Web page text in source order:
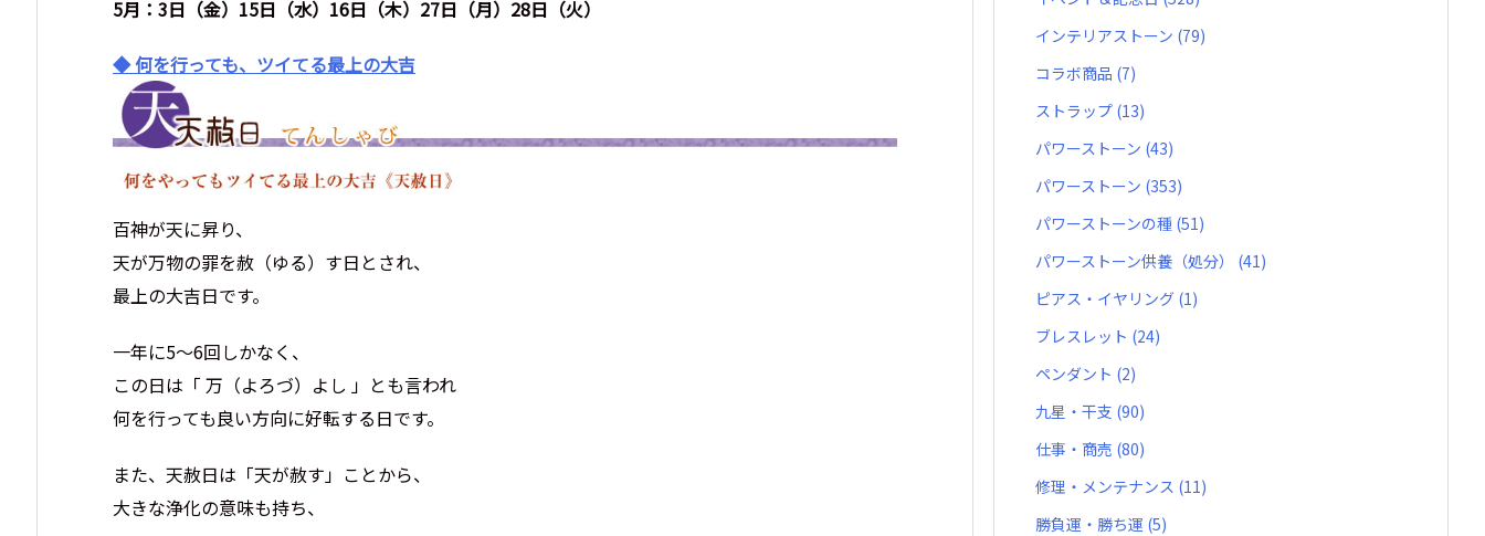
5月：3日（金）15日（水）16日（木）27日（月）28日（火）
◆ 何を行っても、ツイてる最上の大吉
百神が天に昇り、
天が万物の罪を赦（ゆる）す日とされ、
最上の大吉日です。
一年に5～6回しかなく、
この日は「 万（よろづ）よし 」とも言われ
何を行っても良い方向に好転する日です。
また、天赦日は「天が赦す」ことから、
大きな浄化の意味も持ち、
インテリアストーン (79)
コラボ商品 (7)
ストラップ (13)
パワーストーン (43)
パワーストーン (353)
パワーストーンの種 (51)
パワーストーン供養（処分） (41)
ピアス・イヤリング (1)
ブレスレット (24)
ペンダント (2)
九星・干支 (90)
仕事・商売 (80)
修理・メンテナンス (11)
勝負運・勝ち運 (5)